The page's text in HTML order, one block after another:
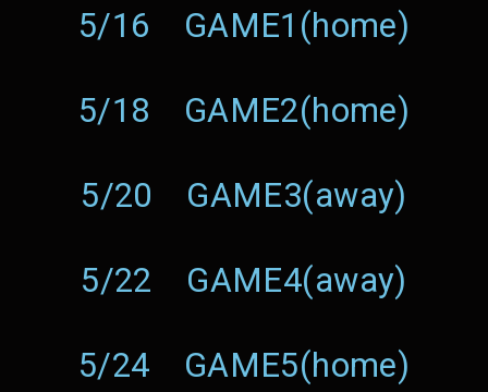
5/16 GAME1(home)
5/18 GAME2(home)
5/20 GAME3(away)
5/22 GAME4(away)
5/24 GAME5(home)